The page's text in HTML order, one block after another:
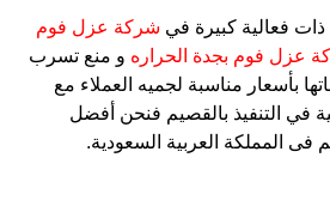
فعالية كبيرة في شركة عزل فوم
عزل فوم بجدة الحراره و منع تسرب
بأسعار مناسبة لجميه العملاء مع
في التنفيذ بالقصيم فنحن أفضل
المملكة العربية السعودية.